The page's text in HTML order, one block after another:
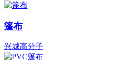
篷布
兴城高分子